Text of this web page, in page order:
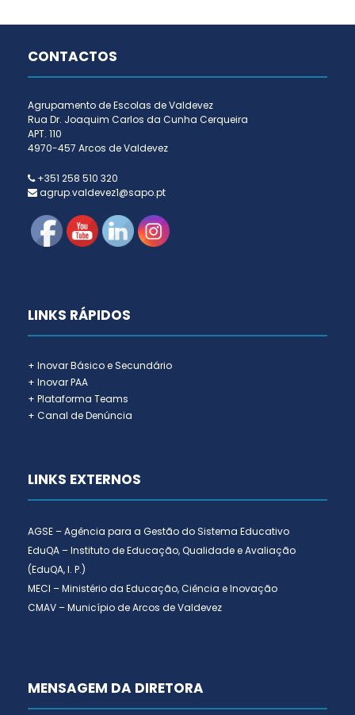
CONTACTOS
Agrupamento de Escolas de Valdevez
Rua Dr. Joaquim Carlos da Cunha Cerqueira
APT. 110
4970-457 Arcos de Valdevez
+351 258 510 320
agrup.valdevez1@sapo.pt
LINKS RÁPIDOS
+ Inovar Básico e Secundário
+ Inovar PAA
+ Plataforma Teams
+ Canal de Denúncia
LINKS EXTERNOS
AGSE – Agência para a Gestão do Sistema Educativo
EduQA – Instituto de Educação, Qualidade e Avaliação
(EduQA, I. P.)
MECI – Ministério da Educação, Ciência e Inovação
CMAV – Município de Arcos de Valdevez
MENSAGEM DA DIRETORA